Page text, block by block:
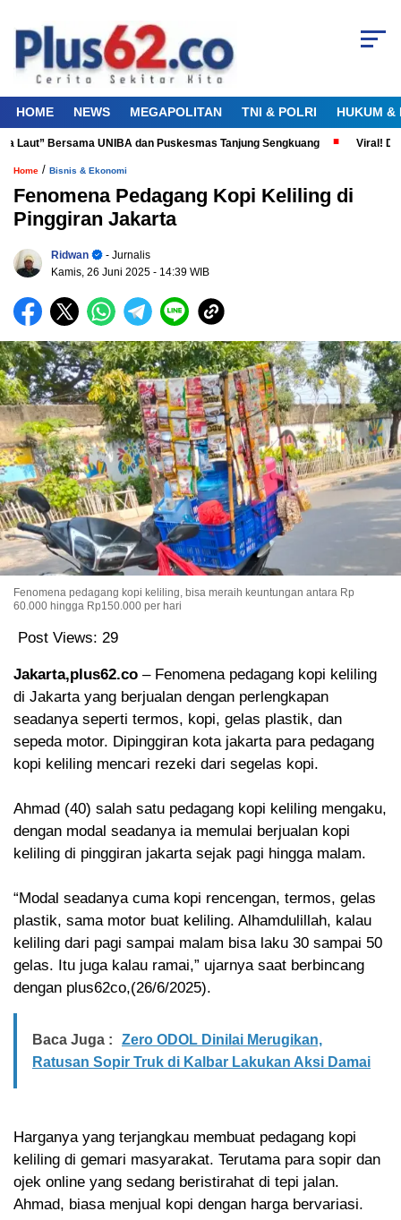
HOME NEWS MEGAPOLITAN TNI & POLRI HUKUM &
Bersama UNIBA dan Puskesmas Tanjung Sengkuang Viral!
Home / Bisnis & Ekonomi
Fenomena Pedagang Kopi Keliling di
Pinggiran Jakarta
Ridwan
- Jurnalis
Kamis, 26 Juni 2025 - 14:39 WIB
Fenomena pedagang kopi keliling, bisa meraih keuntungan antara Rp
60.000 hingga Rp150.000 per hari
Post Views: 29
Jakarta,plus62.co – Fenomena pedagang kopi keliling
di Jakarta yang berjualan dengan perlengkapan
seadanya seperti termos, kopi, gelas plastik, dan
sepeda motor. Dipinggiran kota jakarta para pedagang
kopi keliling mencari rezeki dari segelas kopi.
Ahmad (40) salah satu pedagang kopi keliling mengaku,
dengan modal seadanya ia memulai berjualan kopi
keliling di pinggiran jakarta sejak pagi hingga malam.
“Modal seadanya cuma kopi rencengan, termos, gelas
plastik, sama motor buat keliling. Alhamdulillah, kalau
keliling dari pagi sampai malam bisa laku 30 sampai 50
gelas. Itu juga kalau ramai,” ujarnya saat berbincang
dengan plus62co,(26/6/2025).
Baca Juga :
Zero ODOL Dinilai Merugikan,
Ratusan Sopir Truk di Kalbar Lakukan Aksi Damai
Harganya yang terjangkau membuat pedagang kopi
keliling di gemari masyarakat. Terutama para sopir dan
ojek online yang sedang beristirahat di tepi jalan.
Ahmad, biasa menjual kopi dengan harga bervariasi.